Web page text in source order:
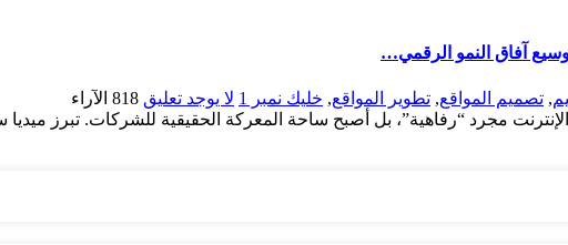
آفاق النمو الرقمي…
, تصميم المواقع, تطوير المواقع, خليك نمبر 1 لا يوجد تعليق 818 الآراء